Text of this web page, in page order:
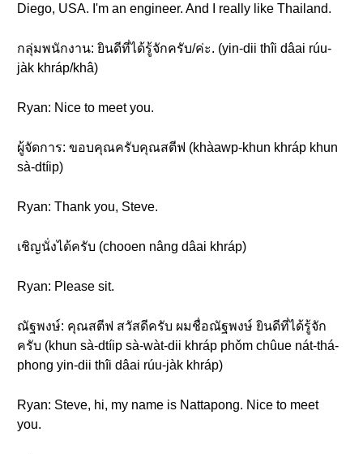
Diego, USA. I'm an engineer. And I really like Thailand.
กลุ่มพนักงาน: ยินดีที่ได้รู้จักครับ/ค่ะ. (yin-dii thîi dâai rúu-
jàk khráp/khâ)
Ryan: Nice to meet you.
ผู้จัดการ: ขอบคุณครับคุณสตีฟ (khàawp-khun khráp khun
sà-dtíip)
Ryan: Thank you, Steve.
เชิญนั่งได้ครับ (chooen nâng dâai khráp)
Ryan: Please sit.
ณัฐพงษ์: คุณสตีฟ สวัสดีครับ ผมชื่อณัฐพงษ์ ยินดีที่ได้รู้จัก
ครับ (khun sà-dtíip sà-wàt-dii khráp phǒm chûue nát-thá-
phong yin-dii thîi dâai rúu-jàk khráp)
Ryan: Steve, hi, my name is Nattapong. Nice to meet
you.